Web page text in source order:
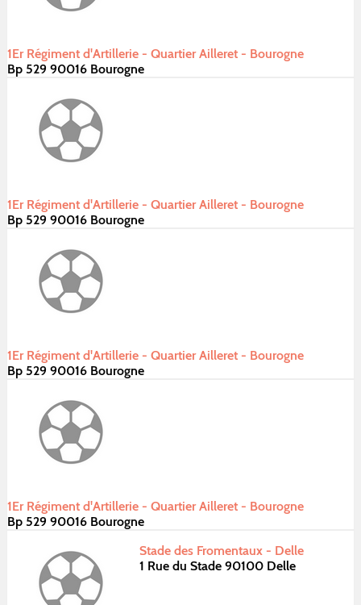
1Er Régiment d'Artillerie - Quartier Ailleret - Bourogne
Bp 529 90016 Bourogne
1Er Régiment d'Artillerie - Quartier Ailleret - Bourogne
Bp 529 90016 Bourogne
1Er Régiment d'Artillerie - Quartier Ailleret - Bourogne
Bp 529 90016 Bourogne
1Er Régiment d'Artillerie - Quartier Ailleret - Bourogne
Bp 529 90016 Bourogne
Stade des Fromentaux - Delle
1 Rue du Stade 90100 Delle